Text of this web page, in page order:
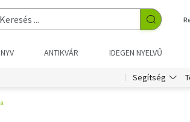
ANTIKVÁR IDEGEN NYELVŰ
Segítség